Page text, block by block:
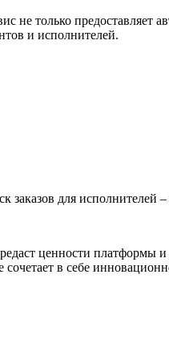
не только предоставляет
и исполнителей.
заказов для исполнителей –
ценности платформы
в себе